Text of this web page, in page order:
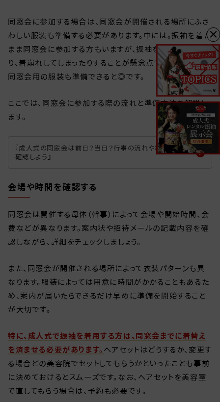
同窓会に参加する場合は、同窓会が開催される場所にふさ
わしい服装も準備する必要があります。中には。振袖を着た
まま同窓会に参加する方もいますが、振袖を汚してしまった
り、着崩れしてしまったりすることが懸念点です。できるだけ
同窓会用の服装も準備できると◎です。
ここでは、同窓会に参加する際の流れと準備方法を解説し
ます。
『成人式の同窓会は前日？当日？行事の流れや準備方法を
確認しよう』
会場や時間を確認する
同窓会は開催する母体（幹事）によって会場や開始時間、会
費などが異なります。案内状や招待メールの記載内容を確
認しながら、詳細をチェックしましょう。
また、同窓会が開催される場所によって衣装パターンも異
なります。服装によっては用意に時間がかかることもあるた
め、案内が届いたらできるだけ早めに準備を開始すること
が大切です。
特に、成人式で振袖を着用する方は、同窓会までに着替え
を済ませる必要があります。 ヘアセットはどうするか、変更す
る場合どの美容院でセットしてもらうかといったことも事前
に決めておけるとスムーズです。なお、ヘアセットを美容室
で直してもらう場合は、予約も必要です。
×